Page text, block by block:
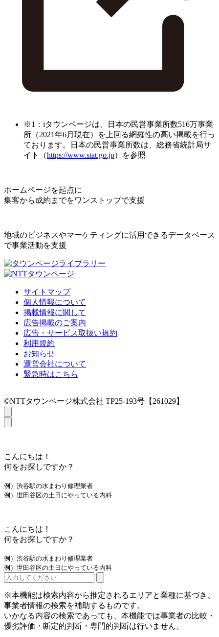
※1：iタウンページは、日本の民営事業所数516万事業
所（2021年6月現在）を上回る網羅性の高い掲載を行っ
ております。日本の民営事業所数は、総務省統計局サ
イト（https://www.stat.go.jp）を参照
ホームページを起点に
集客から成約までをワンストップで支援
地域のビジネスやマーケティングに活用できるデータベース
で事業活動を支援
サイトマップ
個人情報について
掲載情報に関して
広告掲載のご案内
広告・サービス取扱い規約
利用規約
お知らせ
運営会社について
緊急時はこちら
©NTTタウンページ株式会社 TP25-193号【261029】
こんにちは！
何をお探しですか？
例）渋谷駅の水まわり修理業者
例）世田谷区の土日にやっている内科
こんにちは！
何をお探しですか？
例）渋谷駅の水まわり修理業者
例）世田谷区の土日にやっている内科
※本機能は検索内容から推定されるエリアと業種に基づき、
事業者情報の検索を補助するものです。
いかなる内容の検索であっても、本機能では事業者の比較・
優劣評価・断定的判断・専門的判断は行いません。